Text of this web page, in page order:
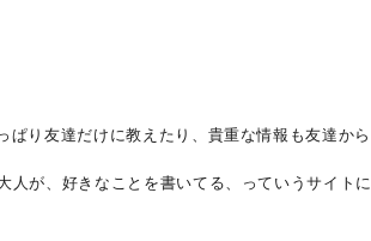
り友達だけに教えたり、貴重な情報も友達から
が、好きなことを書いてる、っていうサイトに